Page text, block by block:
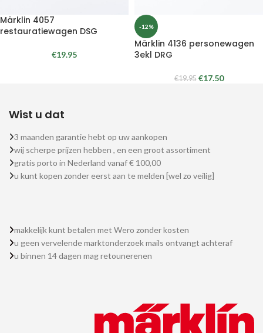
Märklin 4057
restauratiewagen DSG
€19.95
-12%
Märklin 4136 personewagen
3ekl DRG
€19.95 €17.50
Wist u dat
3 maanden garantie hebt op uw aankopen
wij scherpe prijzen hebben , en een groot assortiment
gratis porto in Nederland vanaf € 100,00
u kunt kopen zonder eerst aan te melden [wel zo veilig]
makkelijk kunt betalen met Wero zonder kosten
u geen vervelende marktonderzoek mails ontvangt achteraf
u binnen 14 dagen mag retounerenen